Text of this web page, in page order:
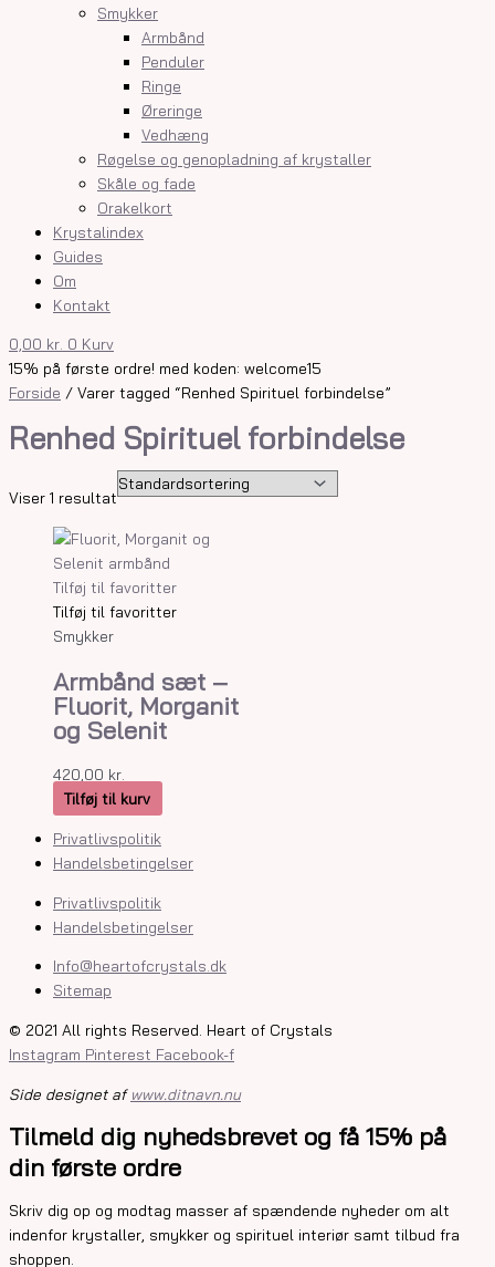
Smykker
Armbånd
Penduler
Ringe
Øreringe
Vedhæng
Røgelse og genopladning af krystaller
Skåle og fade
Orakelkort
Krystalindex
Guides
Om
Kontakt
0,00 kr. 0 Kurv
15% på første ordre! med koden: welcome15
Forside / Varer tagged “Renhed Spirituel forbindelse”
Renhed Spirituel forbindelse
Viser 1 resultat
Tilføj til favoritter
Tilføj til favoritter
Smykker
Armbånd sæt –
Fluorit, Morganit
og Selenit
420,00 kr.
Tilføj til kurv
Privatlivspolitik
Handelsbetingelser
Privatlivspolitik
Handelsbetingelser
Info@heartofcrystals.dk
Sitemap
© 2021 All rights Reserved. Heart of Crystals
Instagram Pinterest Facebook-f
Side designet af www.ditnavn.nu
Tilmeld dig nyhedsbrevet og få 15% på
din første ordre
Skriv dig op og modtag masser af spændende nyheder om alt
indenfor krystaller, smykker og spirituel interiør samt tilbud fra
shoppen.